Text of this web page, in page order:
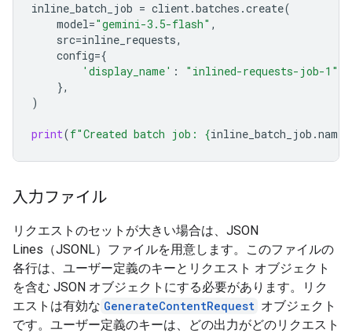
inline_batch_job = client.batches .create(
model="gemini-3.5-flash" ,
src=inline_requests,
config={
'display_name' : "inlined-requests-job-1"
},
)
print(f"Created batch job: {inline_batch_job .name
入力ファイル
リクエストのセットが大きい場合は、JSON
Lines（JSONL）ファイルを用意します。このファイルの
各行は、ユーザー定義のキーとリクエスト オブジェクト
を含む JSON オブジェクトにする必要があります。リク
エストは有効な GenerateContentRequest オブジェクト
です。ユーザー定義のキーは、どの出力がどのリクエスト